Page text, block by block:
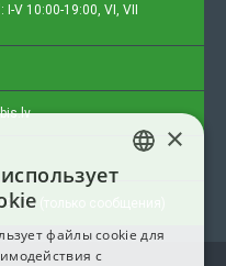
V 10:00-19:00, VI, VII
(только сообщения)
×
файлы cookie для
с